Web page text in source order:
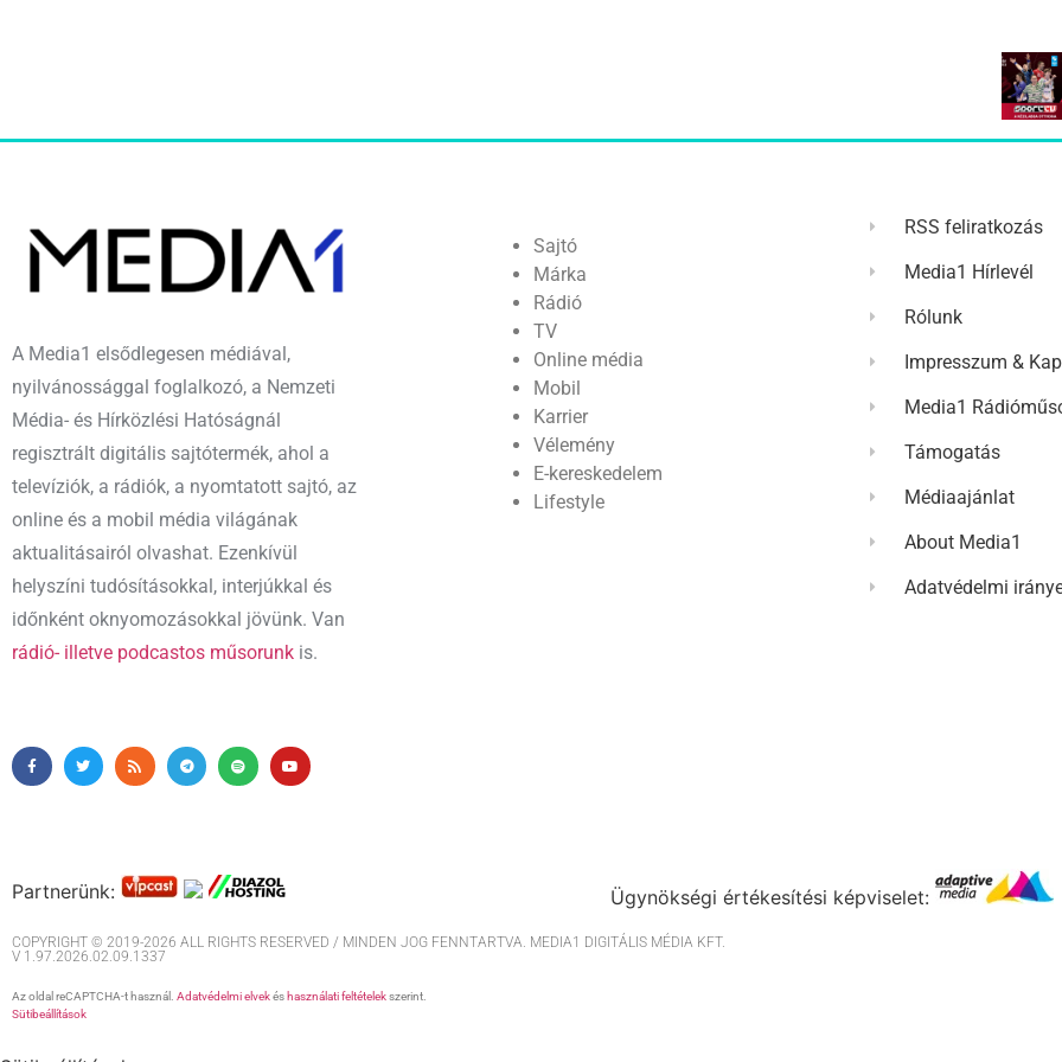
A Media1 elsődlegesen médiával,
nyilvánossággal foglalkozó, a Nemzeti
Média- és Hírközlési Hatóságnál
regisztrált digitális sajtótermék, ahol a
televíziók, a rádiók, a nyomtatott sajtó, az
online és a mobil média világának
aktualitásairól olvashat. Ezenkívül
helyszíni tudósításokkal, interjúkkal és
időnként oknyomozásokkal jövünk. Van
rádió- illetve podcastos műsorunk is.
Sajtó
Márka
Rádió
TV
Online média
Mobil
Karrier
Vélemény
E-kereskedelem
Lifestyle
RSS feliratkozás
Media1 Hírlevél
Rólunk
Impresszum &
Media1
Támogatás
Médiaajánlat
About Media1
Adatvédelmi
Partnerünk: Ügynökségi értékesítési képviselet:
COPYRIGHT © 2019-2026 ALL RIGHTS RESERVED / MINDEN JOG FENNTARTVA. MEDIA1 DIGITÁLIS MÉDIA KFT.
V 1.97.2026.02.09.1337
Az oldal reCAPTCHA-t használ. Adatvédelmi elvekés használati feltételekszerint.
Sütibeállítások